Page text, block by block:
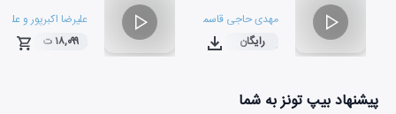
مهدی حاجی قاسمی علی مومنیانو مصطفی محمودی
۰۴:۰۰رایگان
علیرضا اکبرپور و علی
۰۴:۱۴
۱۸,۰۹۹ ت
پیشنهاد بیپ تونز به شما